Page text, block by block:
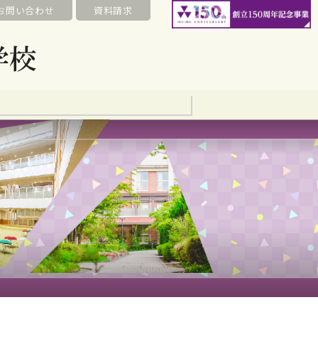
問い合わせ 資料請求